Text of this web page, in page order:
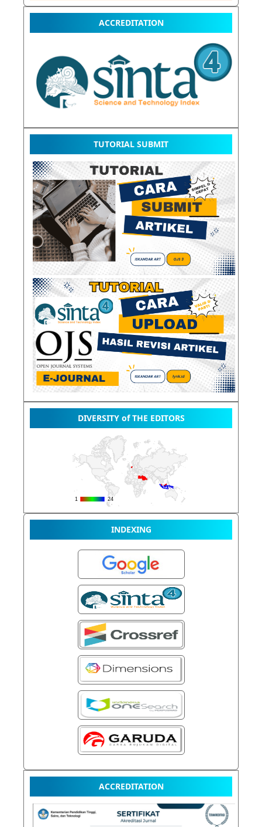
ACCREDITATION
TUTORIAL SUBMIT
DIVERSITY of THE EDITORS
INDEXING
ACCREDITATION